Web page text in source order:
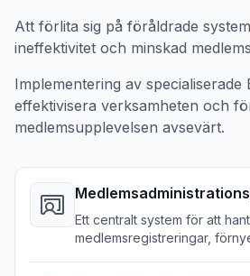
Att förlita sig på föråldrade
ineffektivitet och minskad
Implementering av specialiserade
effektivisera verksamheten och
medlemsupplevelsen avsevärt.
Ett centralt system för att
medlemsregistreringar,